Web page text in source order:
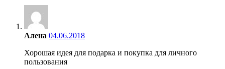
Алена 04.06.2018
Хорошая идея для подарка и покупка для личного
пользования